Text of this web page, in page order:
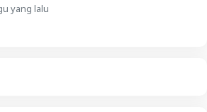
yang lalu